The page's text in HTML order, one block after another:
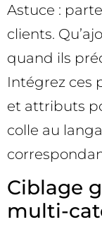
Astuce :
clients.
quand ils
Intégrez ces
et attributs
colle au
Ciblage
multi-